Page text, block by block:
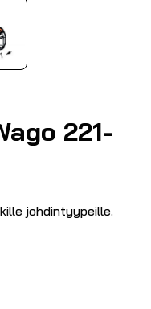
221-
johdintyypeille.